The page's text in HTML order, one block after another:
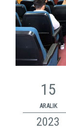
15
ARALIK
2023